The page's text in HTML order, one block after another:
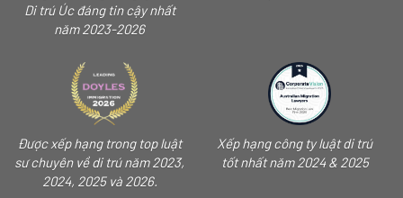
Di trú Úc đáng tin cậy nhất
năm 2023-2026
Được xếp hạng trong top luật
sư chuyên về di trú năm 2023,
2024, 2025 và 2026.
Xếp hạng công ty luật di trú
tốt nhất năm 2024 & 2025